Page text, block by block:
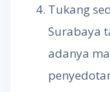
Tukang
Surabaya
adanya